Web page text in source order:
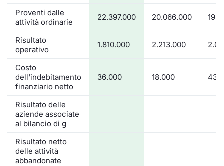
Proventi dalle
attività ordinarie
22.397.000 20.066.000
Risultato
operativo
1.810.000 2.213.000
Costo
dell'indebitamento
finanziario netto
36.000 18.000
Risultato delle
aziende associate
al bilancio di g
Risultato netto
delle attività
abbandonate